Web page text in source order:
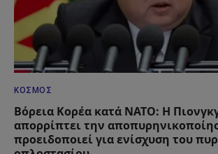
ΚΌΣΜΟΣ
Βόρεια Κορέα κατά ΝΑΤΟ: Η
απορρίπτει την
προειδοποιεί για ενίσχυση του